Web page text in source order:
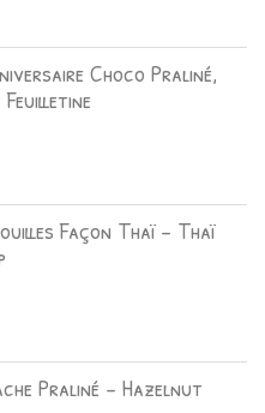
Choco Praliné,
Façon Thaï – Thaï
Praliné – Hazelnut